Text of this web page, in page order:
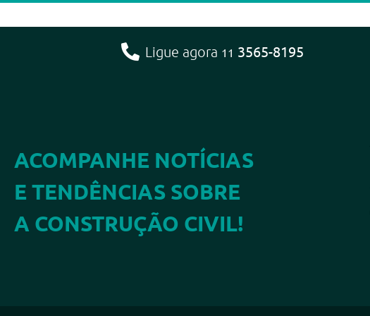
Ligue agora 11 3565-8195
ACOMPANHE NOTÍCIAS
E TENDÊNCIAS SOBRE
A CONSTRUÇÃO CIVIL!